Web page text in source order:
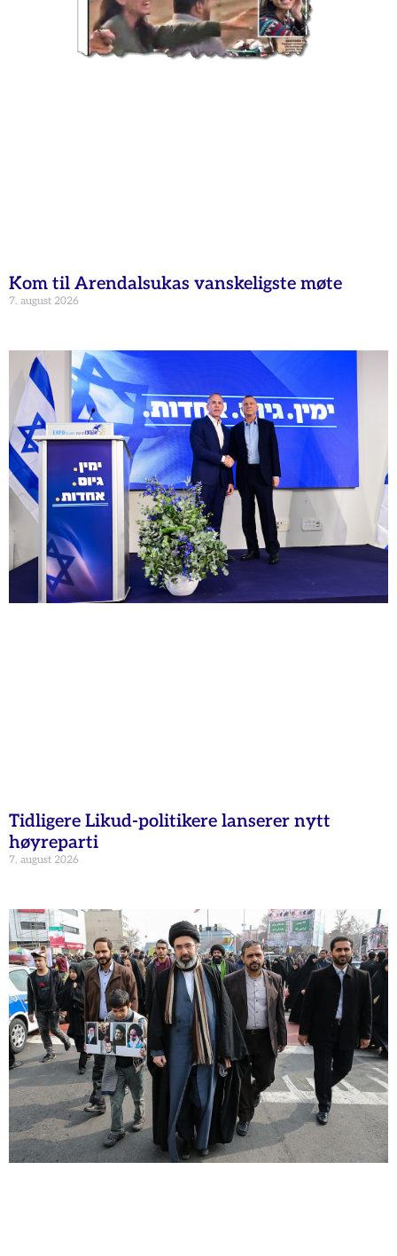
Kom til Arendalsukas vanskeligste møte
7. august 2026
Tidligere Likud-politikere lanserer nytt
høyreparti
7. august 2026